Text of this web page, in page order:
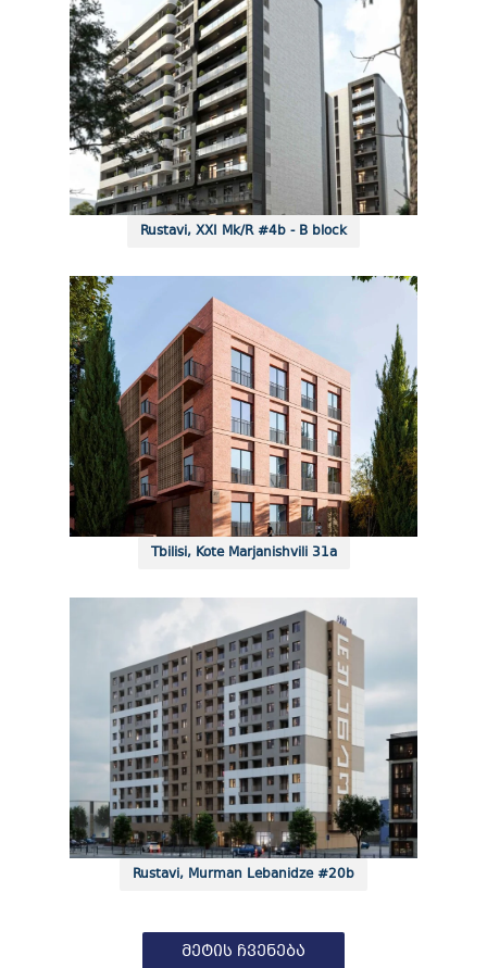
Rustavi, XXI Mk/R #4b - B block
Tbilisi, Kote Marjanishvili 31a
Rustavi, Murman Lebanidze #20b
მეტის ჩვენება